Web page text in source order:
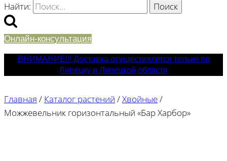
Найти:
Онлайн-консультация
ВНИМАНИЕ!!! Доставка осуществялется только по
Липецку и Липецкой области
Главная / Каталог растений /Хвойные/
Можжевельник горизонтальный «Бар Харбор»